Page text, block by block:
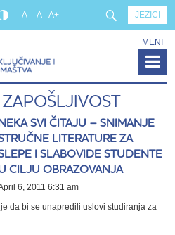
JEZICI
A- A A+
MENI
SVI ČITAJU – SNIMANJE
LITERATURE ZA
I SLABOVIDE STUDENTE
CILJU OBRAZOVANJA
6, 2011 6:31 am
da bi se unapredili uslovi studiranja za